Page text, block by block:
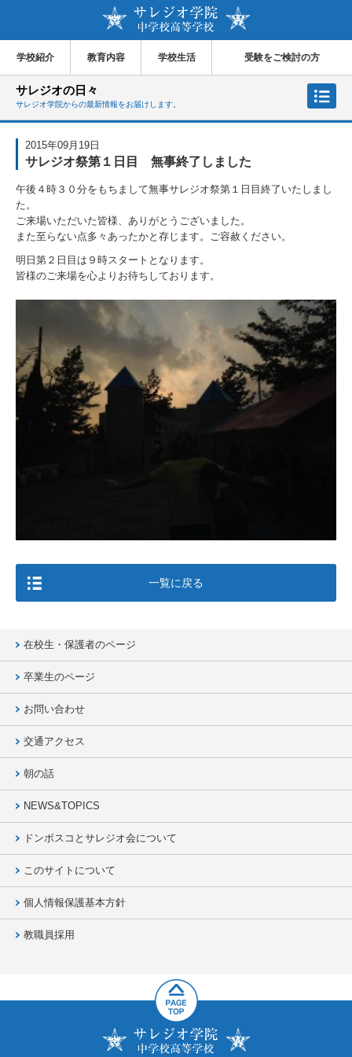
学校紹介 教育内容 学校生活 受験をご検討の方
サレジオの日々
サレジオ学院からの最新情報をお届けします。
2015年09月19日
サレジオ祭第１日目 無事終了しました
午後４時３０分をもちまして無事サレジオ祭第１日目終了いたしまし
た。
ご来場いただいた皆様、ありがとうございました。
また至らない点多々あったかと存じます。ご容赦ください。
明日第２日目は９時スタートとなります。
皆様のご来場を心よりお待ちしております。
一覧に戻る
在校生・保護者のページ
卒業生のページ
お問い合わせ
交通アクセス
朝の話
NEWS&TOPICS
ドンボスコとサレジオ会について
このサイトについて
個人情報保護基本方針
教職員採用